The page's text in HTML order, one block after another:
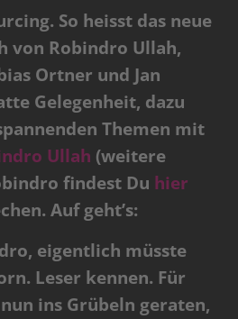
So heisst das neue
von Robindro Ullah,
Ortner und Jan
Gelegenheit, dazu
Themen mit
Ullah (weitere
findest Du hier
Auf geht’s:
eigentlich müsste
Leser kennen. Für
ins Grübeln geraten,